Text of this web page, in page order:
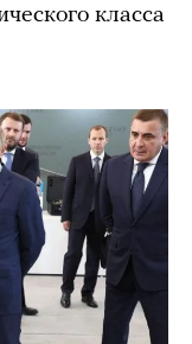
класса